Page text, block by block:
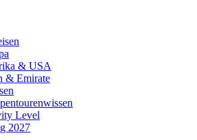
& USA
& Emirate
Level
2027